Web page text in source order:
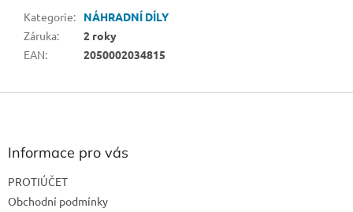
Kategorie:
NÁHRADNÍ DÍLY
Záruka:
2 roky
EAN: 2050002034815
Z
Informace pro vás
PROTIÚČET
Obchodní podmínky